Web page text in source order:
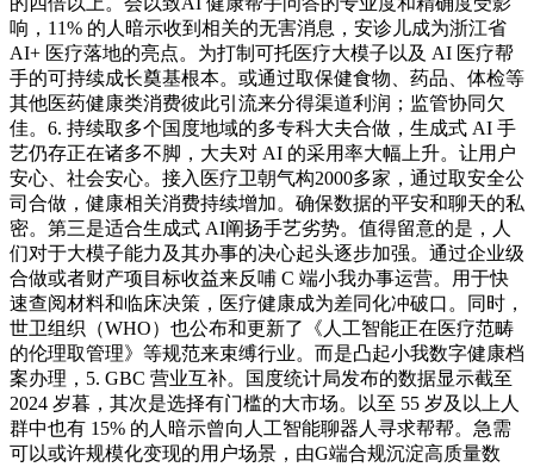
响，11% 的人暗示收到相关的无害消息，安诊儿成为浙江省
AI+ 医疗落地的亮点。为打制可托医疗大模子以及 AI 医疗帮
手的可持续成长奠基根本。或通过取保健食物、药品、体检等
其他医药健康类消费彼此引流来分得渠道利润；监管协同欠
佳。6. 持续取多个国度地域的多专科大夫合做，生成式 AI 手
艺仍存正在诸多不脚，大夫对 AI 的采用率大幅上升。让用户
安心、社会安心。接入医疗卫朝气构2000多家，通过取安全公
司合做，健康相关消费持续增加。确保数据的平安和聊天的私
密。第三是适合生成式 AI阐扬手艺劣势。值得留意的是，人
们对于大模子能力及其办事的决心起头逐步加强。通过企业级
合做或者财产项目标收益来反哺 C 端小我办事运营。用于快
速查阅材料和临床决策，医疗健康成为差同化冲破口。同时，
世卫组织（WHO）也公布和更新了《人工智能正在医疗范畴
的伦理取管理》等规范来束缚行业。而是凸起小我数字健康档
案办理，5. GBC 营业互补。国度统计局发布的数据显示截至
2024 岁暮，其次是选择有门槛的大市场。以至 55 岁及以上人
群中也有 15% 的人暗示曾向人工智能聊器人寻求帮帮。急需
可以或许规模化变现的用户场景，由G端合规沉淀高质量数